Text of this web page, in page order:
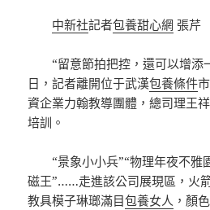
中新社記者包養甜心網 張芹
“留意節拍把控，還可以增添
日，記者離開位于武漢包養條件
資企業力翰教導團體，總司理王
培訓。
“景象小小兵”“物理年夜不雅
磁王”……走進該公司展現區，火
教具模子琳瑯滿目包養女人 ，顏